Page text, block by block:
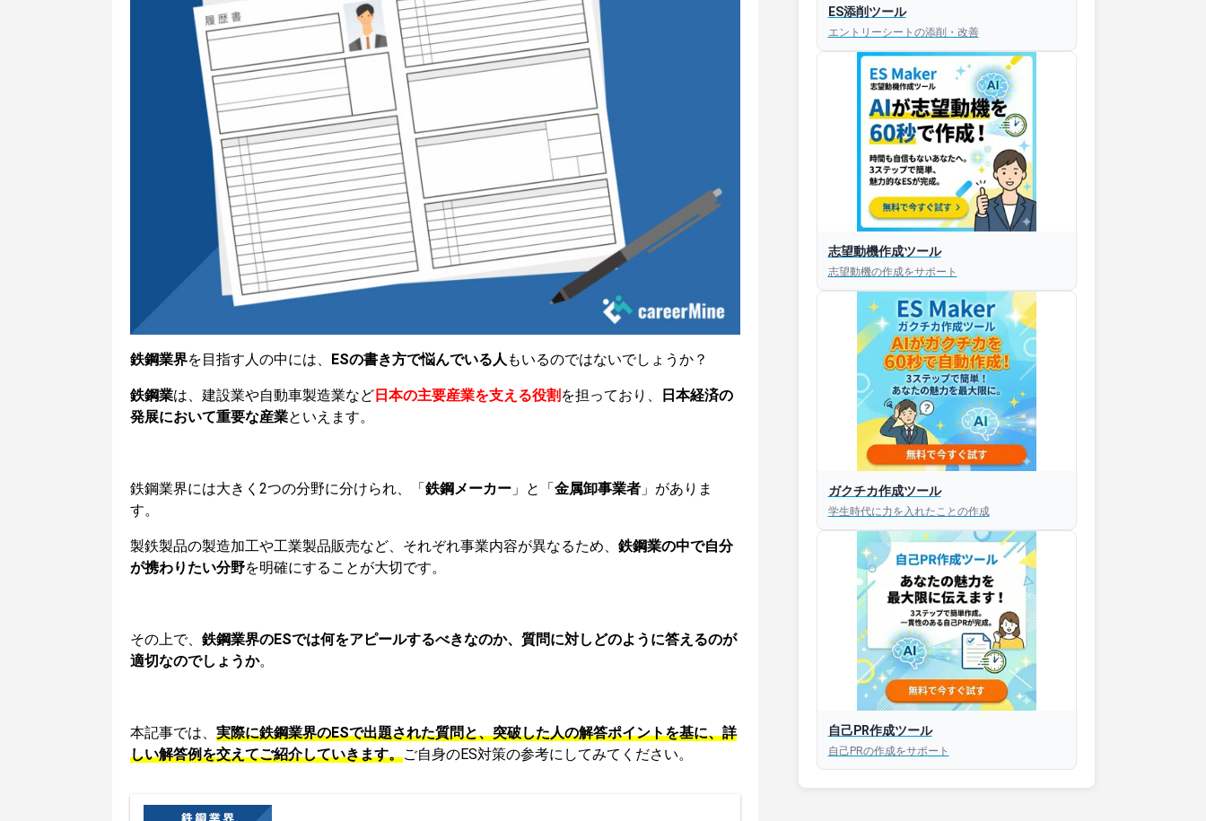
鉄鋼業界を目指す人の中には、 ESの書き方で悩んでいる人 もいるのではないでしょうか？
鉄鋼業は、建設業や自動車製造業など日本の主要産業を支える役割 を担っており、
日本経済の
発展において重要な産業といえます。
鉄鋼業界には大きく2つの分野に分けられ、「鉄鋼メーカー」と「金属卸事業者」がありま
す。
製鉄製品の製造加工や工業製品販売など、それぞれ事業内容が異なるため、 鉄鋼業の中で自分
が携わりたい分野を明確にすることが大切です。
その上で、 鉄鋼業界のESでは何をアピールするべきなのか、質問に対しどのように答えるのが
適切なのでしょうか。
本記事では、 実際に鉄鋼業界のESで出題された質問と、突破した人の解答ポイントを基に、詳
しい解答例を交えてご紹介していきます。ご自身のES対策の参考にしてみてください。
ES添削ツール
エントリーシートの添削・改善
志望動機作成ツール
志望動機の作成をサポート
ガクチカ作成ツール
学生時代に力を入れたことの作成
自己PR作成ツール
自己PRの作成をサポート